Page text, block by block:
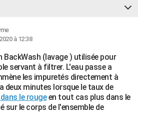
à 12:38
BackWash (lavage ) utilisée pour
servant à filtrer. L'eau passe a
les impuretés directement à
deux minutes lorsque le taux de
le rougeen tout cas plus dans le
sur le corps de l'ensemble de